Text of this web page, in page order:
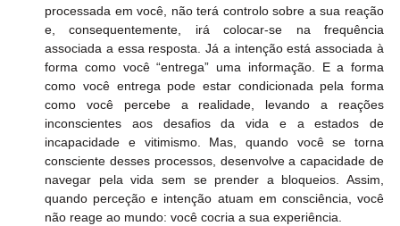
processada em você, não terá controlo sobre a sua reação
e, consequentemente, irá colocar-se na frequência
associada a essa resposta. Já a intenção está associada à
forma como você “entrega” uma informação. E a forma
como você entrega pode estar condicionada pela forma
como você percebe a realidade, levando a reações
inconscientes aos desafios da vida e a estados de
incapacidade e vitimismo. Mas, quando você se torna
consciente desses processos, desenvolve a capacidade de
navegar pela vida sem se prender a bloqueios. Assim,
quando perceção e intenção atuam em consciência, você
não reage ao mundo: você cocria a sua experiência.